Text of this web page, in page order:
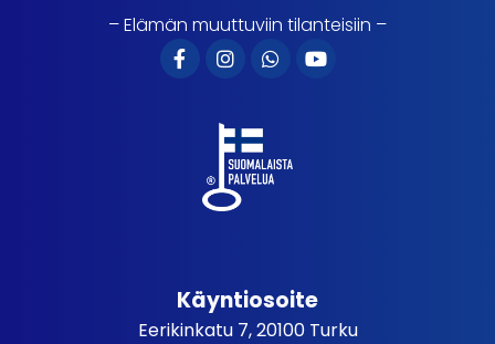
– Elämän muuttuviin tilanteisiin –
Käyntiosoite
Eerikinkatu 7, 20100 Turku